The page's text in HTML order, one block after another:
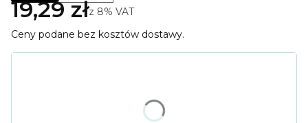
19,29 złz 8% VAT
Ceny podane bez kosztów dostawy.